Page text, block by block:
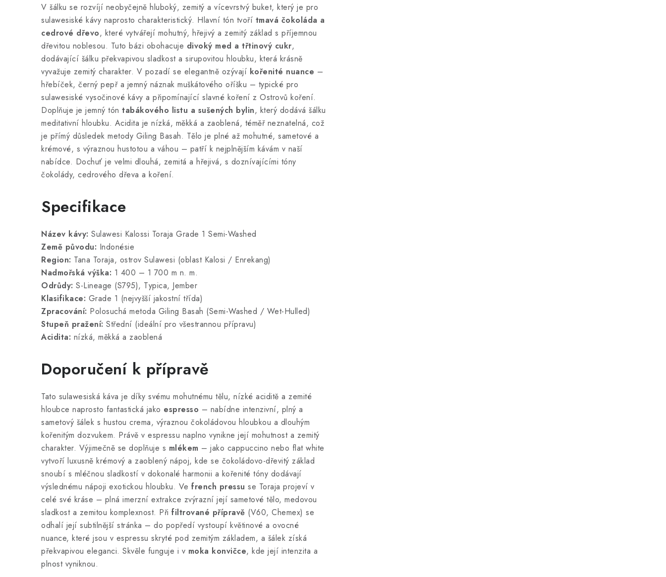
V šálku se rozvíjí neobyčejně hluboký, zemitý a vícevrstvý buket, který je pro
sulawesiské kávy naprosto charakteristický. Hlavní tón tvoří tmavá čokoláda a
cedrové dřevo, které vytvářejí mohutný, hřejivý a zemitý základ s příjemnou
dřevitou noblesou. Tuto bázi obohacuje divoký med a třtinový cukr,
dodávající šálku překvapivou sladkost a sirupovitou hloubku, která krásně
vyvažuje zemitý charakter. V pozadí se elegantně ozývají kořenité nuance –
hřebíček, černý pepř a jemný náznak muškátového oříšku – typické pro
sulawesiské vysočinové kávy a připomínající slavné koření z Ostrovů koření.
Doplňuje je jemný tón tabákového listu a sušených bylin, který dodává šálku
meditativní hloubku. Acidita je nízká, měkká a zaoblená, téměř neznatelná, což
je přímý důsledek metody Giling Basah. Tělo je plné až mohutné, sametové a
krémové, s výraznou hustotou a váhou – patří k nejplnějším kávám v naší
nabídce. Dochuť je velmi dlouhá, zemitá a hřejivá, s doznívajícími tóny
čokolády, cedrového dřeva a koření.
Specifikace
Název kávy: Sulawesi Kalossi Toraja Grade 1 Semi-Washed
Země původu: Indonésie
Region: Tana Toraja, ostrov Sulawesi (oblast Kalosi / Enrekang)
Nadmořská výška: 1 400 – 1 700 m n. m.
Odrůdy: S-Lineage (S795), Typica, Jember
Klasifikace: Grade 1 (nejvyšší jakostní třída)
Zpracování: Polosuchá metoda Giling Basah (Semi-Washed / Wet-Hulled)
Stupeň pražení: Střední (ideální pro všestrannou přípravu)
Acidita: nízká, měkká a zaoblená
Doporučení k přípravě
Tato sulawesiská káva je díky svému mohutnému tělu, nízké aciditě a zemité
hloubce naprosto fantastická jako espresso – nabídne intenzivní, plný a
sametový šálek s hustou crema, výraznou čokoládovou hloubkou a dlouhým
kořenitým dozvukem. Právě v espressu naplno vynikne její mohutnost a zemitý
charakter. Výjimečně se doplňuje s mlékem – jako cappuccino nebo flat white
vytvoří luxusně krémový a zaoblený nápoj, kde se čokoládovo-dřevitý základ
snoubí s mléčnou sladkostí v dokonalé harmonii a kořenité tóny dodávají
výslednému nápoji exotickou hloubku. Ve french pressu se Toraja projeví v
celé své kráse – plná imerzní extrakce zvýrazní její sametové tělo, medovou
sladkost a zemitou komplexnost. Při filtrované přípravě (V60, Chemex) se
odhalí její subtilnější stránka – do popředí vystoupí květinové a ovocné
nuance, které jsou v espressu skryté pod zemitým základem, a šálek získá
překvapivou eleganci. Skvěle funguje i v moka konvičce, kde její intenzita a
plnost vyniknou.